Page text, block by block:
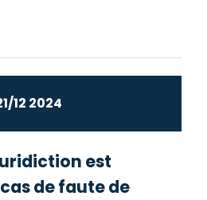
12 2024
est
de faute de